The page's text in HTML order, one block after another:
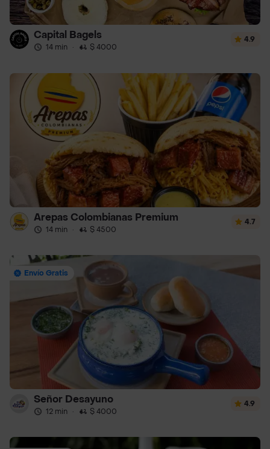
Capital Bagels
14 min · $ 4000
4.9
Arepas Colombianas Premium
14 min · $ 4500
4.7
Envío Gratis
Señor Desayuno
12 min · $ 4000
4.9